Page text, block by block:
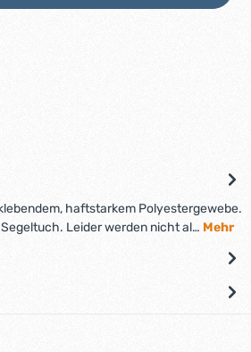
haftstarkem Polyestergewebe.
Leider werden nicht al… Mehr